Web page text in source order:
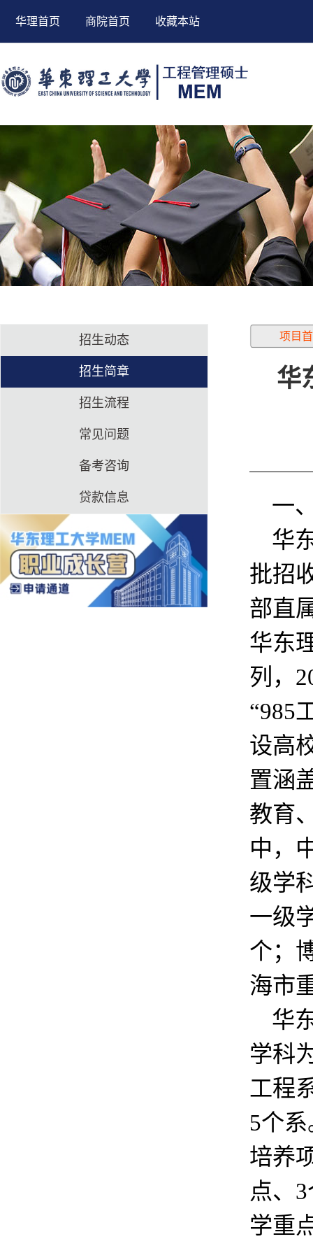
华理首页 商院首页 收藏本站
招生动态
招生简章
招生流程
常见问题
备考咨询
贷款信息
项目
华
一
华
批招
部直
华东
列，
“985
设高
置涵
教育
中，
级学
一级
个；
海市
华
学科
工程
5个
培养
点、
学重